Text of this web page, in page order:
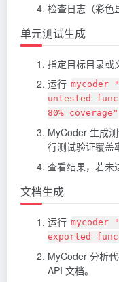
检查日志（彩色
单元测试生成
指定目标目录或
运行
untested
80% coverage"
MyCoder 生成
行测试验证覆盖
查看结果，若未
文档生成
运行 mycoder
exported
MyCoder 分析
API 文档。